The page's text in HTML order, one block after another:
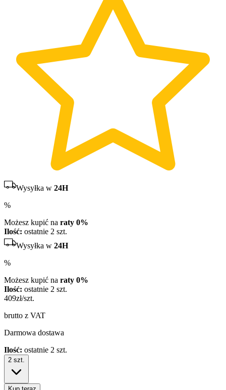
Wysyłka w 24H
%
Możesz kupić na raty 0%
Ilość: ostatnie 2 szt.
Wysyłka w 24H
%
Możesz kupić na raty 0%
Ilość: ostatnie 2 szt.
409zł/szt.
brutto z VAT
Darmowa dostawa
Ilość: ostatnie 2 szt.
2 szt.